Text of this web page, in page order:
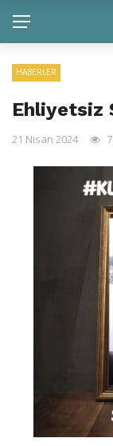
HABERLER
Ehliyetsiz
21 Nisan 2024